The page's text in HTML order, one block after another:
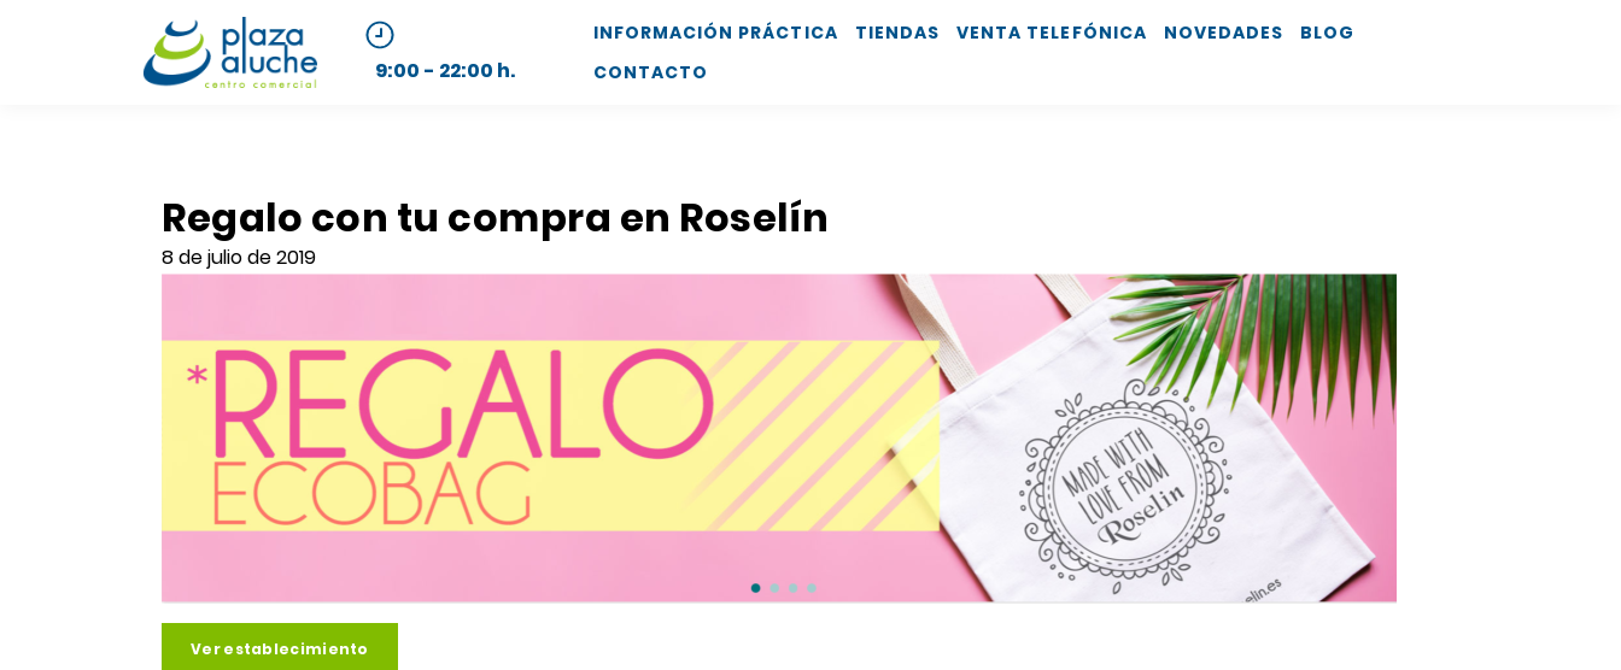
9:00 - 22:00 h.
INFORMACIÓN PRÁCTICA TIENDAS VENTA TELEFÓNICA NOVEDADES
BLOG
CONTACTO
Regalo con tu compra en Roselín
8 de julio de 2019
Ver establecimiento